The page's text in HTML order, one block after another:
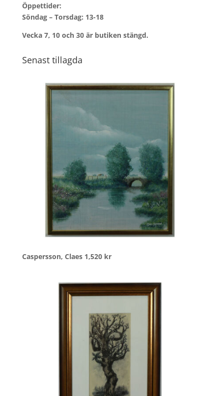
Öppettider:
Söndag – Torsdag: 13-18
Vecka 7, 10 och 30 är butiken stängd.
Senast tillagda
Caspersson, Claes 1,520 kr